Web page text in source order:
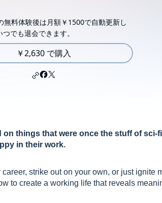
無料体験後は月額￥1500で自動更新し
つでも退会できます。
￥2,630 で購入
on things that were once the stuff of sci-
in their work.
strike out on your own, or just ignite
to create a working life that reveals